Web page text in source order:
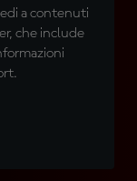
a contenuti
che include